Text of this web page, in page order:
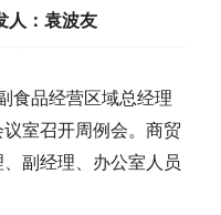
人：袁波友
食品经营区域总经理
室召开周例会。商贸
副经理、办公室人员